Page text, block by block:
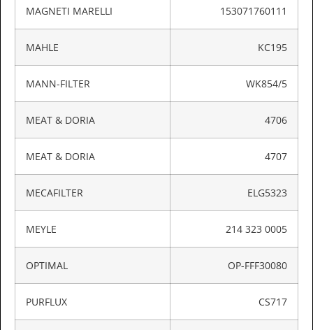
MAGNETI MARELLI 153071760111
MAHLE KC195
MANN-FILTER WK854/5
MEAT & DORIA 4706
MEAT & DORIA 4707
MECAFILTER ELG5323
MEYLE 214 323 0005
OPTIMAL OP-FFF30080
PURFLUX CS717